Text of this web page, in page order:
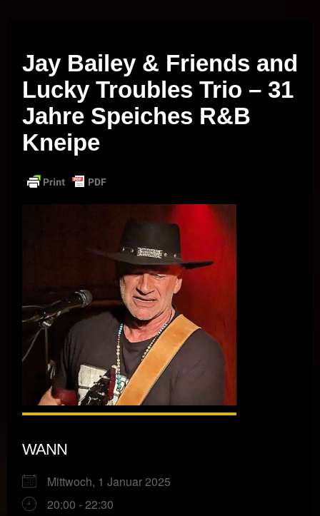
Jay Bailey & Friends and
Lucky Troubles Trio – 31
Jahre Speiches R&B
Kneipe
WANN
Mittwoch, 1 Januar 2025
20:00 - 22:30